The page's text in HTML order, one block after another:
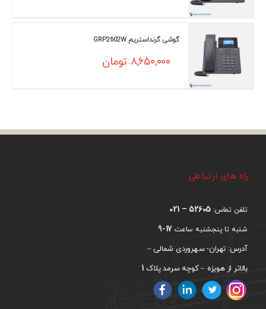
گوشی گرنداستریم GRP2602W
۸,۶۵۰,۰۰۰ تومان
راه های ارتباطی
تلفن تماس: 52605 – 021
شنبه تا پنجشنبه ساعت 17-9
آدرس: تهران- سهروردی شمالی –
بالاتر از هویزه – کوچه سرمد پلاک 1